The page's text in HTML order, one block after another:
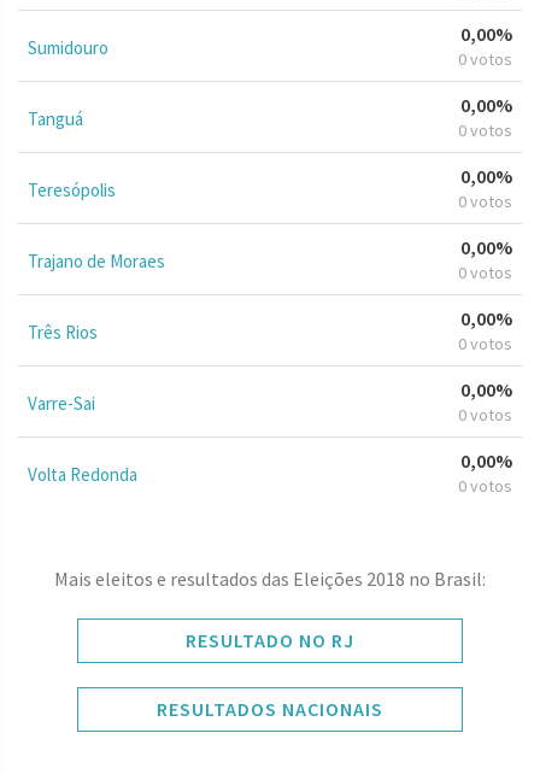
Sumidouro
0,00%
0 votos
Tanguá
0,00%
0 votos
Teresópolis
0,00%
0 votos
Trajano de Moraes
0,00%
0 votos
Três Rios
0,00%
0 votos
Varre-Sai
0,00%
0 votos
Volta Redonda
0,00%
0 votos
Mais eleitos e resultados das Eleições 2018 no Brasil:
RESULTADO NO RJ
RESULTADOS NACIONAIS